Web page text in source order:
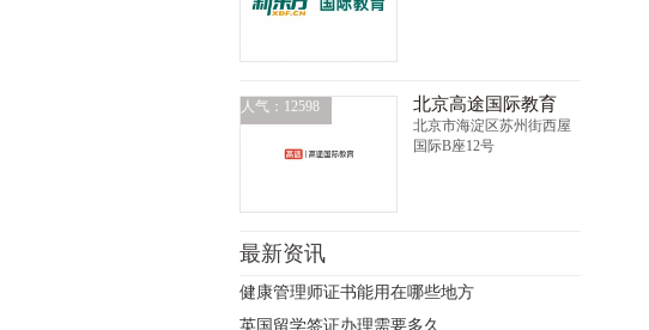
人气：12598 北京高途国际教育
北京市海淀区苏州街西屋
国际B座12号
最新资讯
健康管理师证书能用在哪些地方
英国留学签证办理需要多久